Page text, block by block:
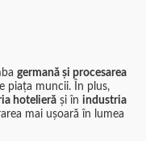
germană și procesarea
piața muncii. În plus,
hotelieră și în industria
mai ușoară în lumea